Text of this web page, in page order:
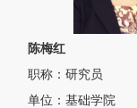
陈梅红
职称：研究员
单位：基础学院